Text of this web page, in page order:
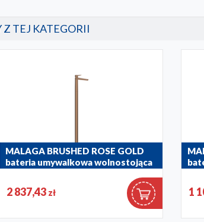
TEJ KATEGORII
MALAGA BRUSHED ROSE GOLD
bateria umywalkowa wolnostojąca
2 837,43 zł 1